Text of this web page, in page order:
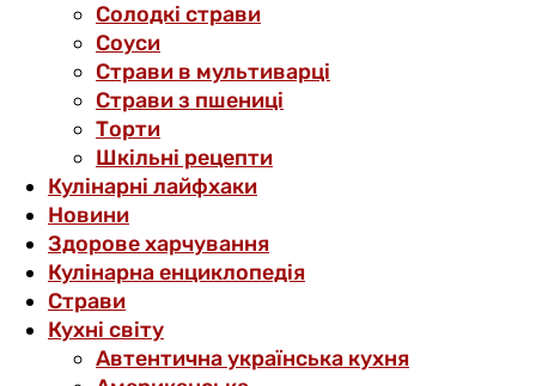
Солодкі страви
Соуси
Страви в мультиварці
Страви з пшениці
Торти
Шкільні рецепти
Кулінарні лайфхаки
Новини
Здорове харчування
Кулінарна енциклопедія
Страви
Кухні світу
Автентична українська кухня